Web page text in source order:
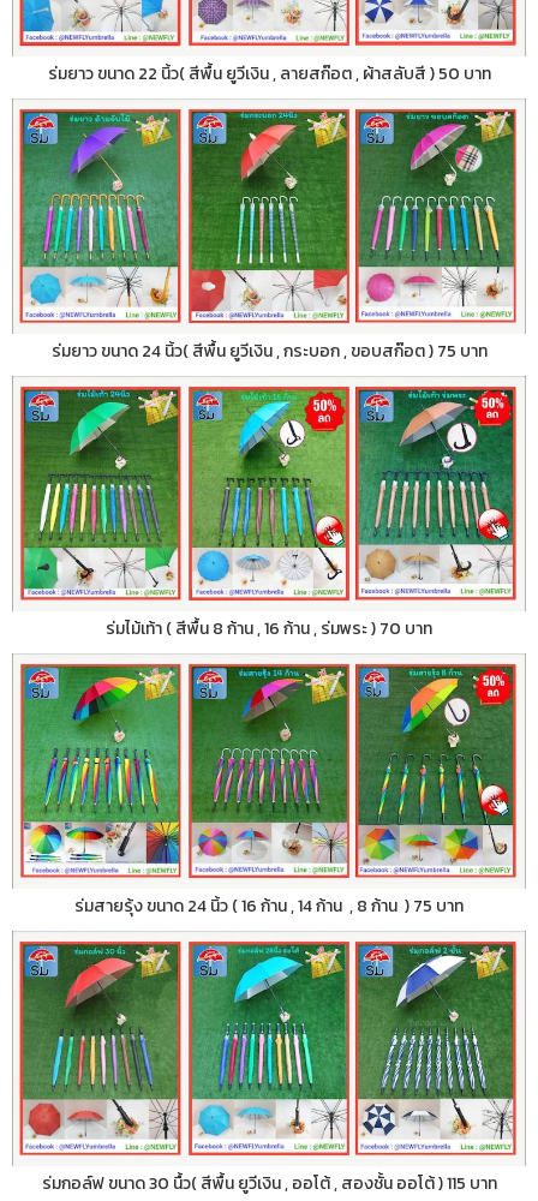
ร่มยาว ขนาด 22 นิ้ว( สีพื้น ยูวีเงิน , ลายสก๊อต , ผ้าสลับสี ) 50 บาท
ร่มยาว ขนาด 24 นิ้ว( สีพื้น ยูวีเงิน , กระบอก , ขอบสก๊อต ) 75 บาท
ร่มไม้เท้า ( สีพื้น 8 ก้าน , 16 ก้าน , ร่มพระ ) 70 บาท
ร่มสายรุ้ง ขนาด 24 นิ้ว ( 16 ก้าน , 14 ก้าน , 8 ก้าน ) 75 บาท
ร่มกอล์ฟ ขนาด 30 นื้ว( สีพื้น ยูวีเงิน , ออโต้ , สองชั้น ออโต้ ) 115 บาท